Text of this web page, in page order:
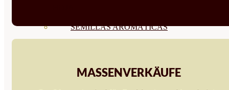
SEMILLAS AROMÁTICAS
MASSENVERKÄUFE